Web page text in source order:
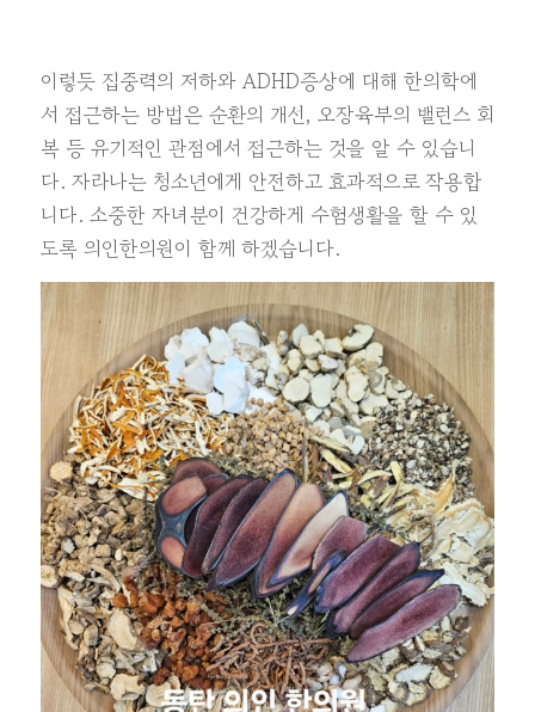
이렇듯 집중력의 저하와 ADHD증상에 대해 한의학에
서 접근하는 방법은 순환의 개선, 오장육부의 밸런스 회
복 등 유기적인 관점에서 접근하는 것을 알 수 있습니
다. 자라나는 청소년에게 안전하고 효과적으로 작용합
니다. 소중한 자녀분이 건강하게 수험생활을 할 수 있
도록 의인한의원이 함께 하겠습니다.